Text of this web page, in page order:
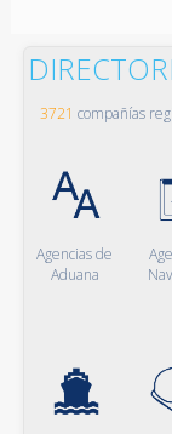
3721 compañías
Agencias de
Aduana